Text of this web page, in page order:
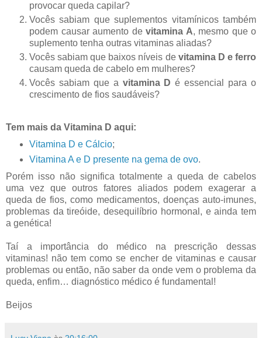
provocar queda capilar?
Vocês sabiam que suplementos vitamínicos também
podem causar aumento de vitamina A, mesmo que o
suplemento tenha outras vitaminas aliadas?
Vocês sabiam que baixos níveis de vitamina D e ferro
causam queda de cabelo em mulheres?
Vocês sabiam que a vitamina Dé essencial para o
crescimento de fios saudáveis?
Tem mais da Vitamina D aqui:
Vitamina D e Cálcio;
Vitamina A e D presente na gema de ovo.
Porém isso não significa totalmente a queda de cabelos
uma vez que outros fatores aliados podem exagerar a
queda de fios, como medicamentos, doenças auto-imunes,
problemas da tireóide, desequilíbrio hormonal, e ainda tem
a genética!
Taí a importância do médico na prescrição dessas
vitaminas! não tem como se encher de vitaminas e causar
problemas ou então, não saber da onde vem o problema da
queda, enfim… diagnóstico médico é fundamental!
Beijos